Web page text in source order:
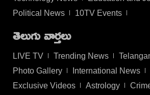
Political News
10TV Events
తెలుగు వార్తలు
LIVE TV Trending News
Photo Gallery
International News
Exclusive Videos
Astrology